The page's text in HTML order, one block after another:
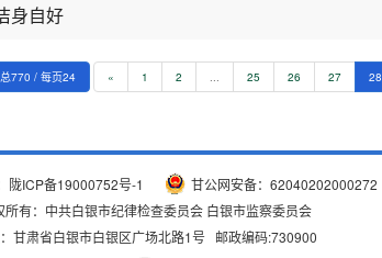
身自好
总770 / 每页24 « 1 2 ... 25 26 27 28
陇ICP备19000752号-1
甘公网安备：62040202000272
所有：中共白银市纪律检查委员会 白银市监察委员会
甘肃省白银市白银区广场北路1号 邮政编码:730900